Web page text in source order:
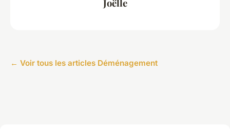
Joëlle
← Voir tous les articles Déménagement